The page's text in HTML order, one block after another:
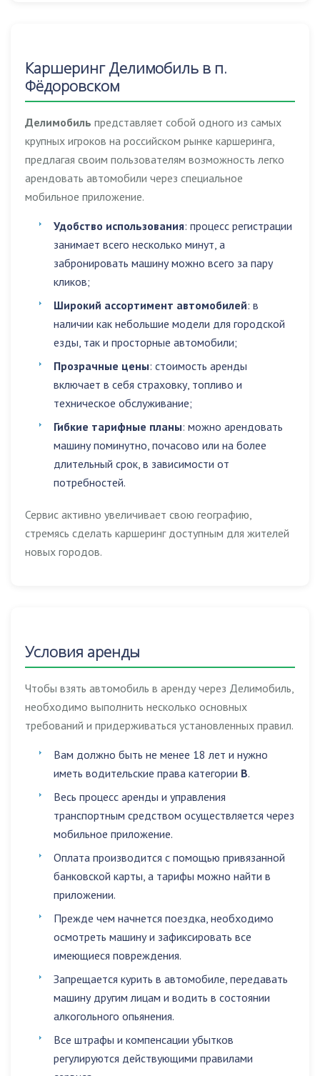
Каршеринг Делимобиль в п.
Фёдоровском
Делимобиль представляет собой одного из самых
крупных игроков на российском рынке каршеринга,
предлагая своим пользователям возможность легко
арендовать автомобили через специальное
мобильное приложение.
Удобство использования: процесс регистрации
занимает всего несколько минут, а
забронировать машину можно всего за пару
кликов;
Широкий ассортимент автомобилей: в
наличии как небольшие модели для городской
езды, так и просторные автомобили;
Прозрачные цены: стоимость аренды
включает в себя страховку, топливо и
техническое обслуживание;
Гибкие тарифные планы: можно арендовать
машину поминутно, почасово или на более
длительный срок, в зависимости от
потребностей.
Сервис активно увеличивает свою географию,
стремясь сделать каршеринг доступным для жителей
новых городов.
Условия аренды
Чтобы взять автомобиль в аренду через Делимобиль,
необходимо выполнить несколько основных
требований и придерживаться установленных правил.
Вам должно быть не менее 18 лет и нужно
иметь водительские права категории B.
Весь процесс аренды и управления
транспортным средством осуществляется через
мобильное приложение.
Оплата производится с помощью привязанной
банковской карты, а тарифы можно найти в
приложении.
Прежде чем начнется поездка, необходимо
осмотреть машину и зафиксировать все
имеющиеся повреждения.
Запрещается курить в автомобиле, передавать
машину другим лицам и водить в состоянии
алкогольного опьянения.
Все штрафы и компенсации убытков
регулируются действующими правилами